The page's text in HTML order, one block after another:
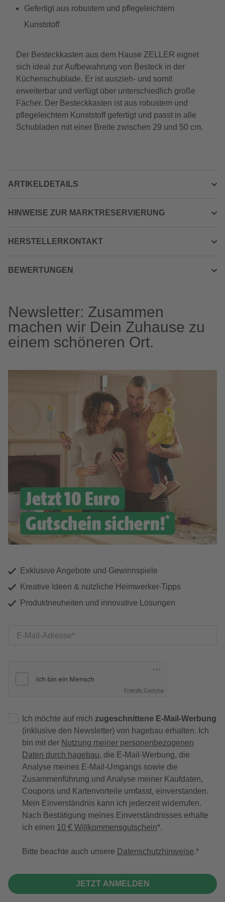
Gefertigt aus robustem und pflegeleichtem
Kunststoff
Der Besteckkasten aus dem Hause ZELLER eignet
sich ideal zur Aufbewahrung von Besteck in der
Küchenschublade. Er ist auszieh- und somit
erweiterbar und verfügt über unterschiedlich große
Fächer. Der Besteckkasten ist aus robustem und
pflegeleichtem Kunststoff gefertigt und passt in alle
Schubladen mit einer Breite zwischen 29 und 50 cm.
ARTIKELDETAILS
HINWEISE ZUR MARKTRESERVIERUNG
HERSTELLERKONTAKT
BEWERTUNGEN
Newsletter: Zusammen
machen wir Dein Zuhause zu
einem schöneren Ort.
Exklusive Angebote und Gewinnspiele
Kreative Ideen & nützliche Heimwerker-Tipps
Produktneuheiten und innovative Lösungen
E-Mail-Adresse
Friendly Captcha
Ich möchte auf mich zugeschnittene E-Mail-Werbung
(inklusive den Newsletter) von hagebau erhalten. Ich
bin mit der Nutzung meiner personenbezogenen
Daten durch hagebau, die E-Mail-Werbung, die
Analyse meines E-Mail-Umgangs sowie die
Zusammenführung und Analyse meiner Kaufdaten,
Coupons und Kartenvorteile umfasst, einverstanden.
Mein Einverständnis kann ich jederzeit widerrufen.
Nach Bestätigung meines Einverständnisses erhalte
ich einen 10 € Willkommensgutschein*.
Bitte beachte auch unsere Datenschutzhinweise.
JETZT ANMELDEN